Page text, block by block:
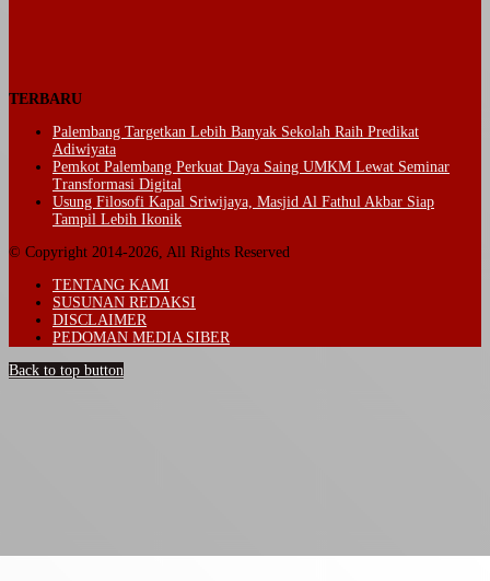
TERBARU
Palembang Targetkan Lebih Banyak Sekolah Raih Predikat
Adiwiyata
Pemkot Palembang Perkuat Daya Saing UMKM Lewat Seminar
Transformasi Digital
Usung Filosofi Kapal Sriwijaya, Masjid Al Fathul Akbar Siap
Tampil Lebih Ikonik
© Copyright 2014-2026, All Rights Reserved
TENTANG KAMI
SUSUNAN REDAKSI
DISCLAIMER
PEDOMAN MEDIA SIBER
Back to top button